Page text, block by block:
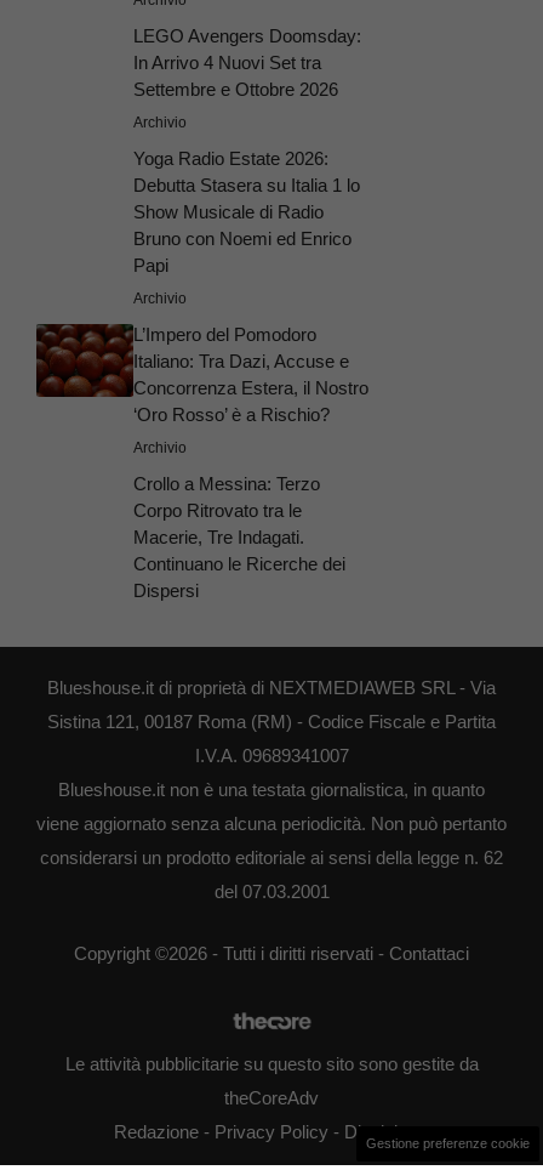
LEGO Avengers Doomsday:
In Arrivo 4 Nuovi Set tra
Settembre e Ottobre 2026
Archivio
Yoga Radio Estate 2026:
Debutta Stasera su Italia 1 lo
Show Musicale di Radio
Bruno con Noemi ed Enrico
Papi
Archivio
L’Impero del Pomodoro
Italiano: Tra Dazi, Accuse e
Concorrenza Estera, il Nostro
‘Oro Rosso’ è a Rischio?
Archivio
Crollo a Messina: Terzo
Corpo Ritrovato tra le
Macerie, Tre Indagati.
Continuano le Ricerche dei
Dispersi
Blueshouse.it di proprietà di NEXTMEDIAWEB SRL - Via
Sistina 121, 00187 Roma (RM) - Codice Fiscale e Partita
I.V.A. 09689341007
Blueshouse.it non è una testata giornalistica, in quanto
viene aggiornato senza alcuna periodicità. Non può pertanto
considerarsi un prodotto editoriale ai sensi della legge n. 62
del 07.03.2001
Copyright ©2026 - Tutti i diritti riservati - Contattaci
Le attività pubblicitarie su questo sito sono gestite da
theCoreAdv
Redazione - Privacy Policy - Disclaimer
Gestione preferenze cookie